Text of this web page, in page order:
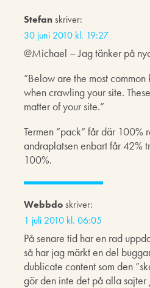
Stefanskriver:
30 juni 2010 kl. 19:27
@Michael – Jag tänker på
”Below are the most
when crawling your site.
matter of your site.”
Termen ”pack” får där 100%
andraplatsen enbart får 42%
100%.
Webbdoskriver:
1 juli 2010 kl. 06:05
På senare tid har en rad
så har jag märkt en del
dublicate content som den
gör den inte det på alla